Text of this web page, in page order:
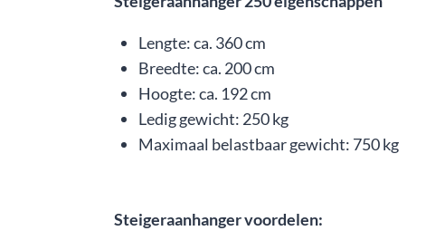
Lengte: ca. 360 cm
Breedte: ca. 200 cm
Hoogte: ca. 192 cm
Ledig gewicht: 250 kg
Maximaal belastbaar gewicht: 750 kg
Steigeraanhanger voordelen: